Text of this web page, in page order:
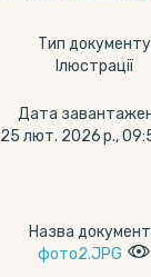
Тип документу
Ілюстрації
Дата
25 лют. 2026 р.,
Назва
фото2.JPG